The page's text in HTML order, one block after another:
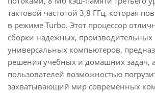
тактовой частотой 3,8 ГГц, которая
в режиме Turbo. Этот процессор
сборки надежных, производительных
универсальных компьютеров,
решения учебных и домашних задач,
пользователей возможностью
захватывающий мир современных